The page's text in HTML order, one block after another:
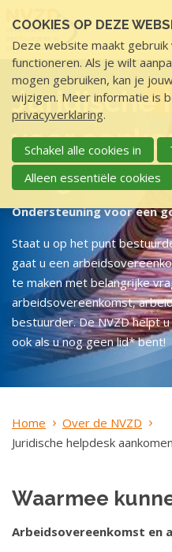
links
over
S
p
r
n
g
n
a
r
d
e
i
n
h
o
u
S
p
n
n
Juridische
voor
Ondersteuning voor een
Staat u op het punt
gaat u een
te maken met belangrijke
arbeidsovereenkomst,
bestuurder. De NVZD helpt
ook als u nog geen lid* bent!
Home
Over de NVZD
Juridische helpdesk
Waarmee
Arbeidsovereenkomst en
COOKIES OP DEZE
Deze website maakt
functioneren. Als je wilt
mogen gebruiken, kan je
wijzigen. Meer informatie is
privacyverklaring.
Schakel alle cookies in
Alleen essentiële cookies